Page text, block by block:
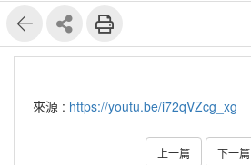
來源 : https://youtu.be/i72qVZcg_xg
上一篇 下一篇